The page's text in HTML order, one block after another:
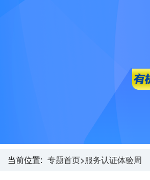
当前位置: 专题首页>服务认证体验周